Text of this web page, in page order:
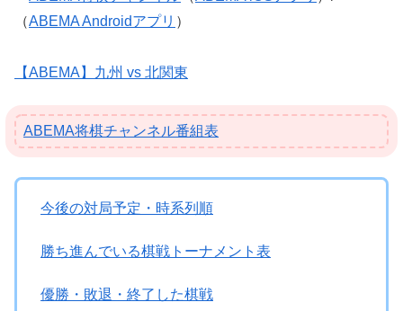
（ABEMA Androidアプリ ）
【ABEMA】九州 vs 北関東
ABEMA将棋チャンネル番組表
今後の対局予定・時系列順
勝ち進んでいる棋戦トーナメント表
優勝・敗退・終了した棋戦